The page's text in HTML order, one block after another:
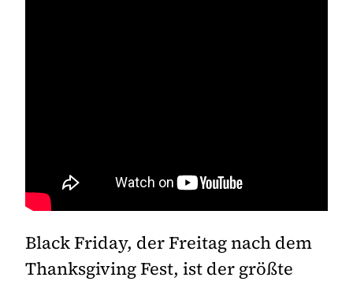
Black Friday, der Freitag nach dem
Thanksgiving Fest, ist der größte